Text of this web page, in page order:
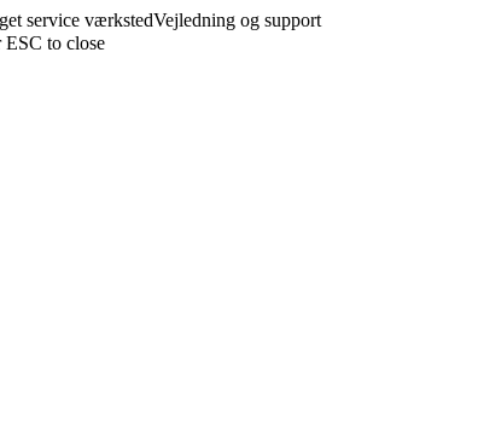
service værkstedVejledning og support
ESC to close